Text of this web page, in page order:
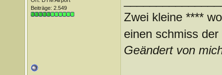
Beiträge: 2.549
Zwei kleine ****
einen schmiss
Geändert von